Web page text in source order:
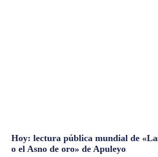
Hoy: lectura pública mundial de
o el Asno de oro» de Apuleyo